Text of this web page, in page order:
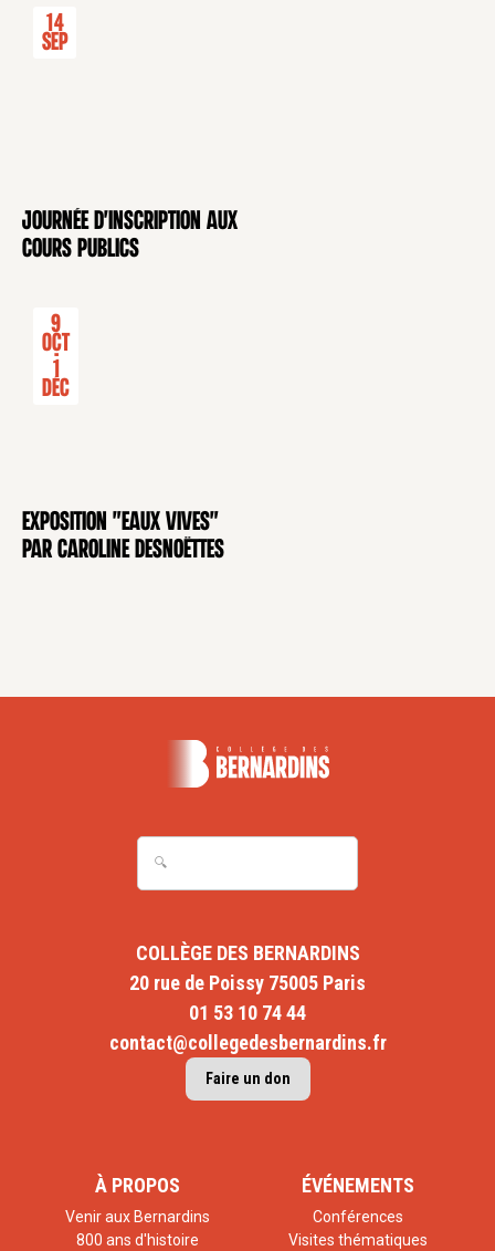
CONFÉRENCE
14
Sep
Journée d'inscription aux
cours publics
EXPOSITION
9
Oct
-
1
Déc
Exposition "Eaux Vives"
par Caroline Desnoëttes
COLLÈGE DES BERNARDINS
20 rue de Poissy 75005 Paris
01 53 10 74 44
contact@collegedesbernardins.fr
Faire un don
À PROPOS
Venir aux Bernardins
800 ans d'histoire
ÉVÉNEMENTS
Conférences
Visites thématiques